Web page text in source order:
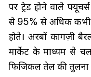
पर ट्रेड होने वाले
से 95% से अधिक कभी
होते। अरबों कागज़ी
मार्केट के माध्यम से
फिजिकल तेल की तुलना